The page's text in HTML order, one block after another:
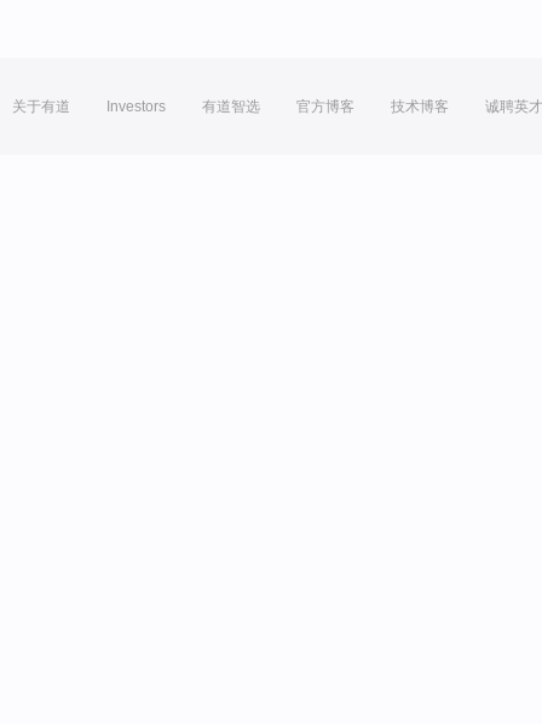
关于有道 Investors 有道智选 官方博客 技术博客 诚聘英才